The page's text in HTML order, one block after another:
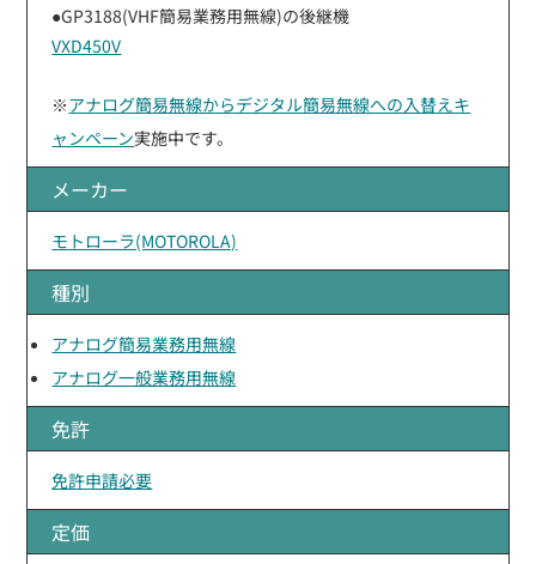
●GP3188(VHF簡易業務用無線)の後継機
VXD450V
※アナログ簡易無線からデジタル簡易無線への入替えキ
ャンペーン実施中です。
メーカー
モトローラ(MOTOROLA)
種別
アナログ簡易業務用無線
アナログ一般業務用無線
免許
免許申請必要
定価